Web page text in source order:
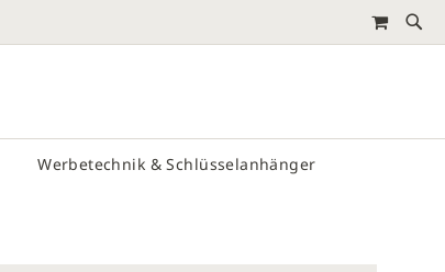
MEIN
Werbetechnik & Schlüsselanhänger